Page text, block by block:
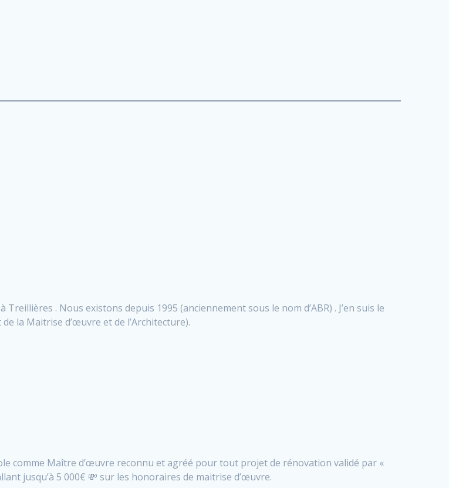
. Nous existons depuis 1995 (anciennement sous le nom d’ABR) . J’en suis le
la Maitrise d’œuvre et de l’Architecture).
comme Maître d’œuvre reconnu et agréé pour tout projet de rénovation validé par «
jusqu’à 5 000€ 💸 sur les honoraires de maitrise d’œuvre.